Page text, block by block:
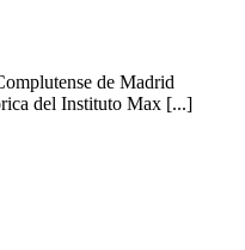
de Madrid
del Instituto Max [...]